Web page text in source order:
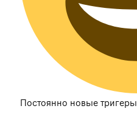
Постоянно новые тригеры